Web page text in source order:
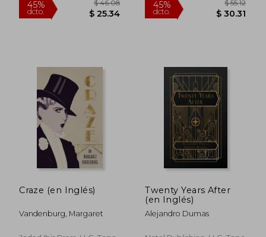
45%
dcto.
45%
dcto.
Craze (en Inglés)
Vandenburg, Margaret
Twenty Years After
(en Inglés)
Alejandro Dumas